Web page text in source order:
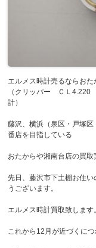
エルメス時計売るならお
（クリッパー ＣＬ
計）
藤沢、横浜（泉区・戸塚
番店を目指している
おたからや湘南台店の買取
先日、藤沢市下土棚お住
うございます。
エルメス時計買取致します
これから12月が近づくにつ